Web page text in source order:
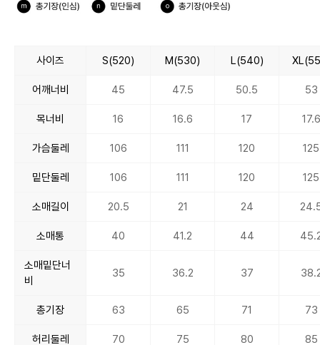
사이즈 S(520) M(530) L(540)
어깨너비 45 47.5 50.5 53
목너비 16 16.6 17 17.6
가슴둘레 106 111 120 125
밑단둘레 106 111 120 125
소매길이 20.5 21 24
소매통 40 41.2 44
소매밑단너
비
35 36.2 37
총기장 63 65 71 73
허리둘레 70 75 80 85